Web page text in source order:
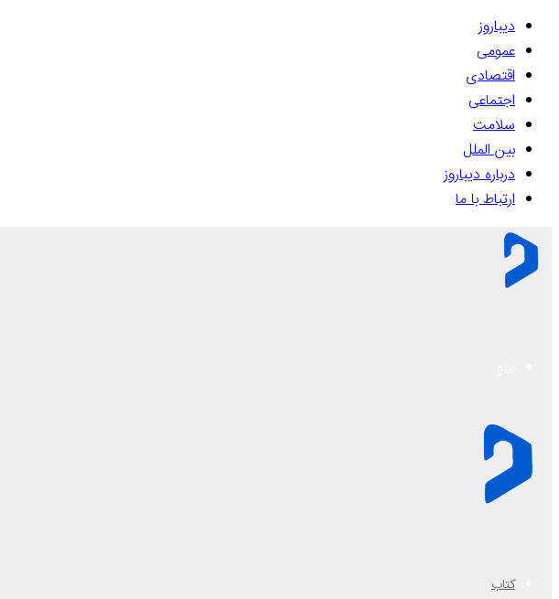
دیباروز
عمومی
اقتصادی
اجتماعی
سلامت
بین الملل
درباره دیباروز
ارتباط با ما
کتاب